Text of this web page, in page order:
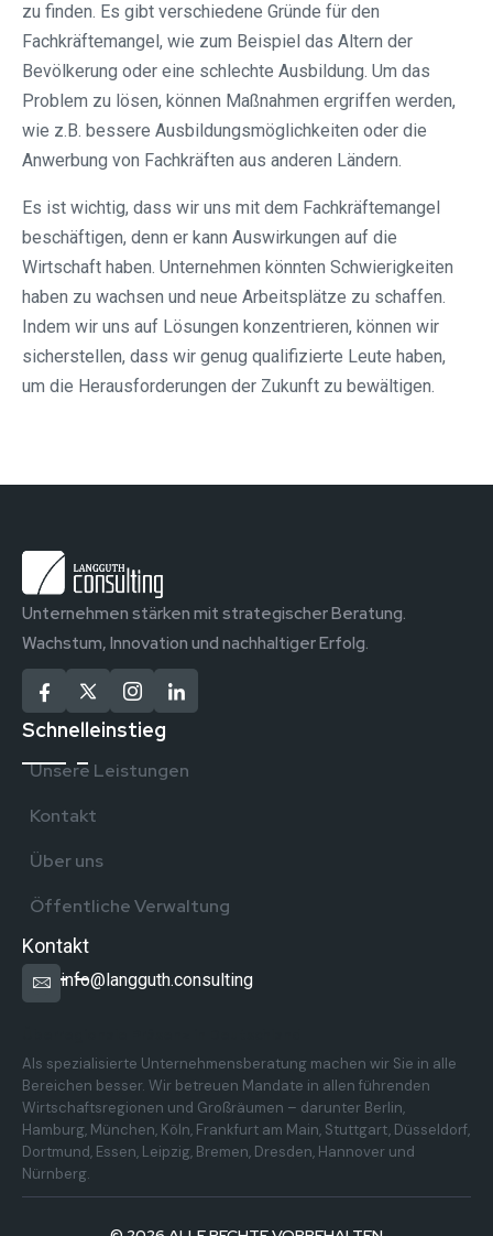
zu finden. Es gibt verschiedene Gründe für den
Fachkräftemangel, wie zum Beispiel das Altern der
Bevölkerung oder eine schlechte Ausbildung. Um das
Problem zu lösen, können Maßnahmen ergriffen werden,
wie z.B. bessere Ausbildungsmöglichkeiten oder die
Anwerbung von Fachkräften aus anderen Ländern.
Es ist wichtig, dass wir uns mit dem Fachkräftemangel
beschäftigen, denn er kann Auswirkungen auf die
Wirtschaft haben. Unternehmen könnten Schwierigkeiten
haben zu wachsen und neue Arbeitsplätze zu schaffen.
Indem wir uns auf Lösungen konzentrieren, können wir
sicherstellen, dass wir genug qualifizierte Leute haben,
um die Herausforderungen der Zukunft zu bewältigen.
Unternehmen stärken mit strategischer Beratung.
Wachstum, Innovation und nachhaltiger Erfolg.
Schnelleinstieg
Unsere Leistungen
Kontakt
Über uns
Öffentliche Verwaltung
Kontakt
info@langguth.consulting
Als spezialisierte Unternehmensberatung machen wir Sie in alle
Bereichen besser. Wir betreuen Mandate in allen führenden
Wirtschaftsregionen und Großräumen – darunter Berlin,
Hamburg, München, Köln, Frankfurt am Main, Stuttgart, Düsseldorf,
Dortmund, Essen, Leipzig, Bremen, Dresden, Hannover und
Nürnberg.